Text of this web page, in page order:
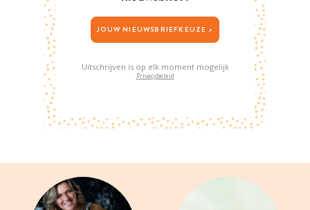
JOUW NIEUWSBRIEFKEUZE >
Uitschrijven is op elk moment mogelijk
Privacybeleid